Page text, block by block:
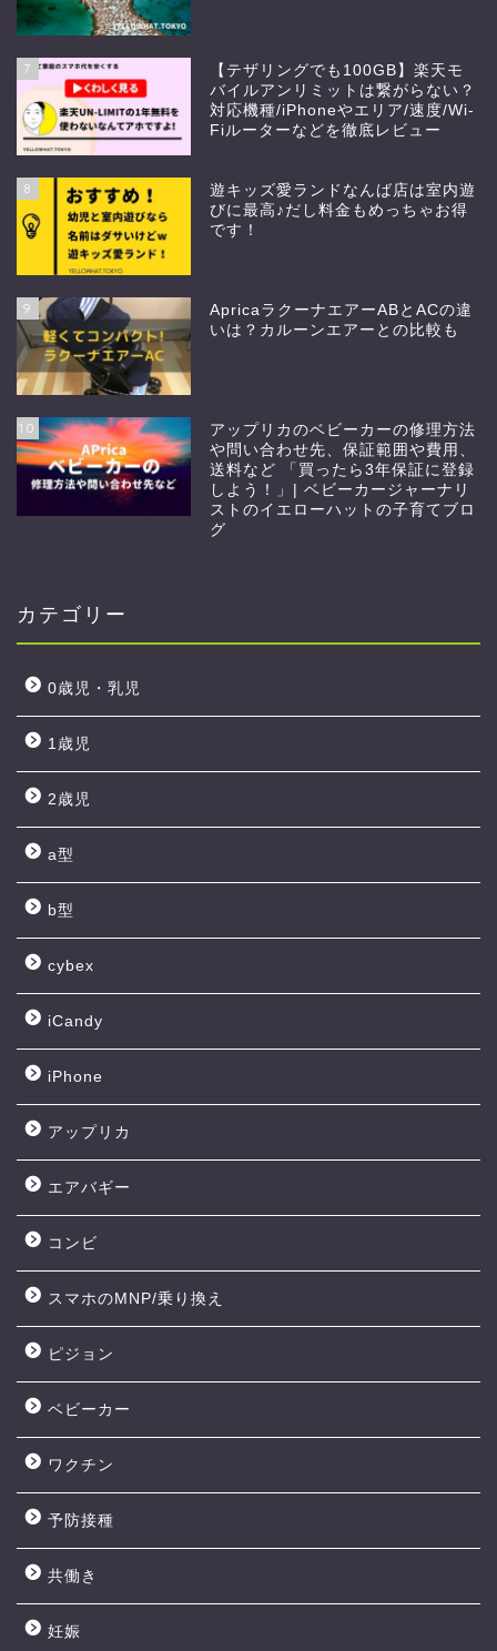
7
【テザリングでも100GB】楽天モ
バイルアンリミットは繋がらない？
対応機種/iPhoneやエリア/速度/Wi-
Fiルーターなどを徹底レビュー
8
遊キッズ愛ランドなんば店は室内遊
びに最高♪だし料金もめっちゃお得
です！
9
ApricaラクーナエアーABとACの違
いは？カルーンエアーとの比較も
10
アップリカのベビーカーの修理方法
や問い合わせ先、保証範囲や費用、
送料など 「買ったら3年保証に登録
しよう！」| ベビーカージャーナリ
ストのイエローハットの子育てブロ
グ
カテゴリー
0歳児・乳児
1歳児
2歳児
a型
b型
cybex
iCandy
iPhone
アップリカ
エアバギー
コンビ
スマホのMNP/乗り換え
ピジョン
ベビーカー
ワクチン
予防接種
共働き
妊娠